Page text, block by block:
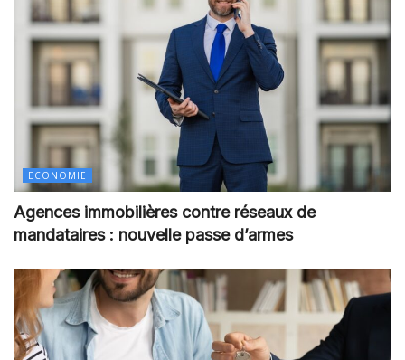
ECONOMIE
Agences immobilières contre réseaux de
mandataires : nouvelle passe d’armes